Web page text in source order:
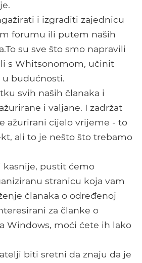
i izgraditi zajednicu
forumu ili putem naših
su sve što smo napravili
s Whitsonomom, učinit
budućnosti.
svih naših članaka i
i valjane. I zadržat
ažurirani cijelo vrijeme - to
ali to je nešto što trebamo
kasnije, pustit ćemo
stranicu koja vam
članaka o određenoj
za članke o
Windows, moći ćete ih lako
biti sretni da znaju da je